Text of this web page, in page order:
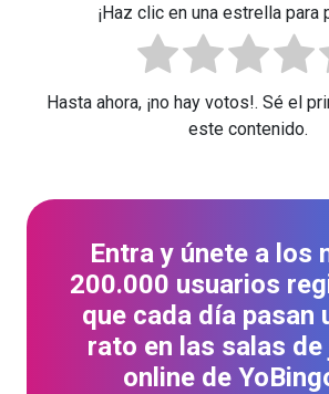
¡Haz clic en una estrella para
Hasta ahora, ¡no hay votos!. Sé el
este contenido.
Entra y únete a los
200.000 usuarios
que cada día pasan
rato en las salas
online de